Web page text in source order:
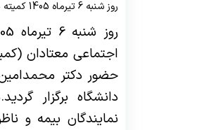
مدیریت امور
مدیر امور عمومی
روز شنبه 6 تیرماه 1405 کمیته دانشگاهی درمان، کاهش آسیب و حمایت های اجتماعی معتادان با حضور دکتر محمدامین ولی زاد ریاست دانشگاه علوم پزشکی در سالن EDC دانشگاه برگزار گردید.
اجتماعی معتادان
دانشگاه برگزار
نمایندگان بیمه و